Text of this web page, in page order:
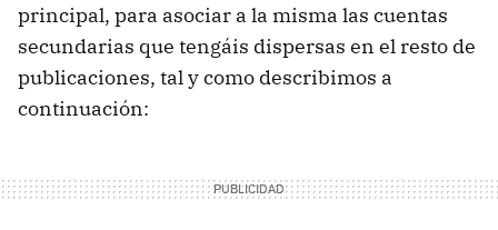
principal, para asociar a la misma las cuentas
secundarias que tengáis dispersas en el resto de
publicaciones, tal y como describimos a
continuación: